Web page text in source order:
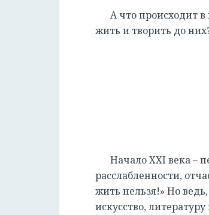
А что происходит
жить и творить до
Начало XXI века –
расслабленности,
жить нельзя!» Но
искусство,